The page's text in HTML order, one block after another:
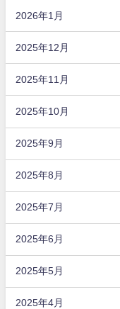
2026年1月
2025年12月
2025年11月
2025年10月
2025年9月
2025年8月
2025年7月
2025年6月
2025年5月
2025年4月